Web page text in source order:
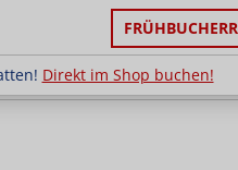
Direkt im Shop buchen!
Direkt im